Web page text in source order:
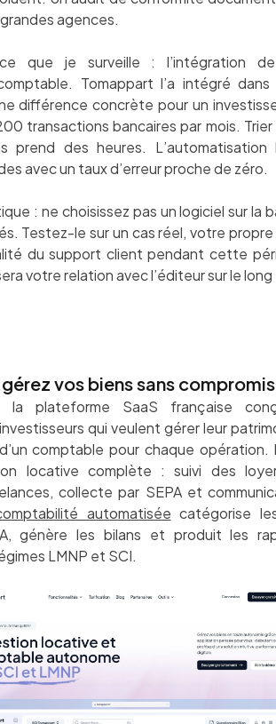
agences.
que je surveille : l’intégration
Tomappart l’a intégré
différence concrète pour un
transactions bancaires par mois.
prend des heures.
avec un taux d’erreur proche de zéro.
: ne choisissez pas un logiciel sur la
Testez-le sur un cas réel, votre
du support client pendant cette
votre relation avec l’éditeur sur le
vos biens sans compromis
la plateforme SaaS française
qui veulent gérer leur
comptable pour chaque
locative complète : suivi des
collecte par SEPA et
automatisée catégorise
génère les bilans et produit les
LMNP et SCI.